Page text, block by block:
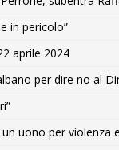
in pericolo”
aprile 2024
per dire no al
uono per violenza